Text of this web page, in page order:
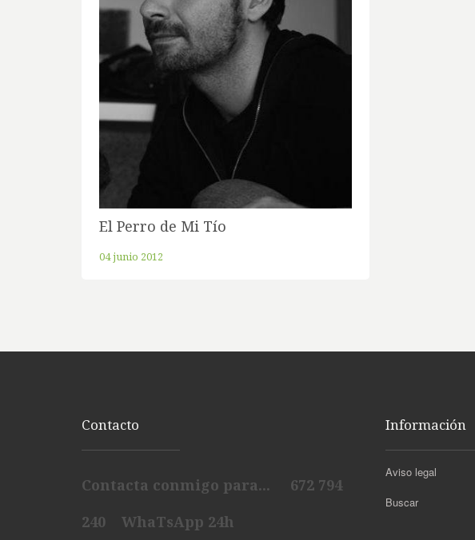
El Perro de Mi Tío
04 junio 2012
Contacto
Contacta conmigo para... 672 794
240 WhaTsApp 24h
Información
Aviso legal
Buscar